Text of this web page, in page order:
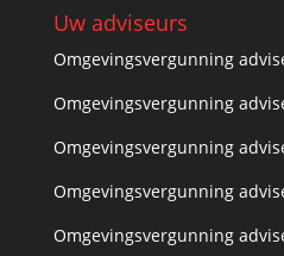
Uw adviseurs
Omgevingsvergunning
Omgevingsvergunning
Omgevingsvergunning
Omgevingsvergunning
Omgevingsvergunning